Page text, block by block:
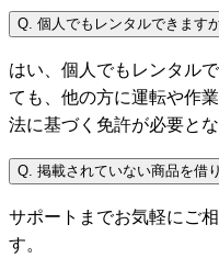
Q. 個人でもレンタルできます
はい、個人でもレンタル
ても、他の方に運転や作
法に基づく免許が必要と
Q. 掲載されていない商品を借
サポートまでお気軽にご
す。